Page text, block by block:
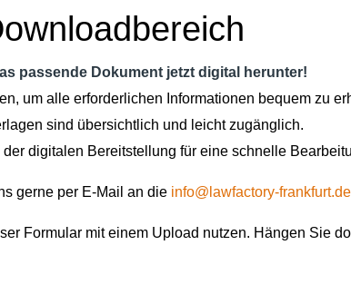
passende Dokument jetzt digital herunter!
um alle erforderlichen Informationen bequem zu
sind übersichtlich und leicht zugänglich.
digitalen Bereitstellung für eine schnelle
gerne per E-Mail an die info@lawfactory-frankfurt.de
Formular mit einem Upload nutzen. Hängen Sie